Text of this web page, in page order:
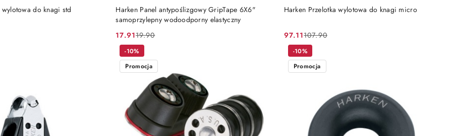
wylotowa do knagi std
DO KOSZYKA
Harken Panel antypoślizgowy GripTape 6X6"
samoprzylepny wodoodporny elastyczny
Cena
promocyjna:
17.91
Cena
przed
promocją:
19.90
DO KOSZYKA Harken Przelotka wylotowa do knagi micro
Cena
promocyjna:
97.11
Cena
przed
promocją:
107.90
DO KOSZYKA
-10%
Promocja
-10%
Promocja